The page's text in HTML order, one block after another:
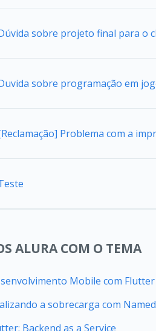
sobre projeto final para o
sobre programação em
Problema com a
ALURA COM O TEMA
Mobile com Flutter
a sobrecarga com
Backend as a Service